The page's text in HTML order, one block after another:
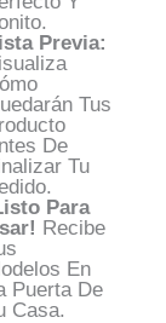
Previa:
Tus
De
Tu
Para
Recibe
En
Puerta De
Casa.